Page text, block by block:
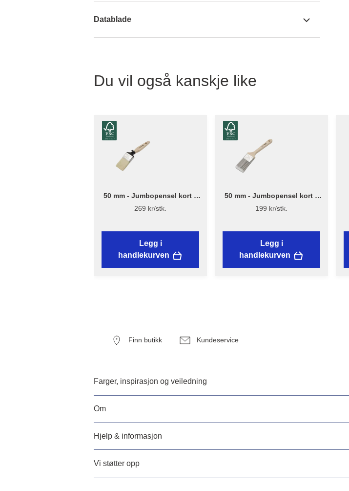
Datablade
Du vil også kanskje like
50 mm - Jumbopensel kort –
Flügger Excellence
269 kr/stk.
Legg i
handlekurven
50 mm - Jumbopensel kort –
Flügger Pro Series
199 kr/stk.
Legg i
handlekurven
Finn butikk Kundeservice
Farger, inspirasjon og veiledning
Om
Hjelp & informasjon
Vi støtter opp